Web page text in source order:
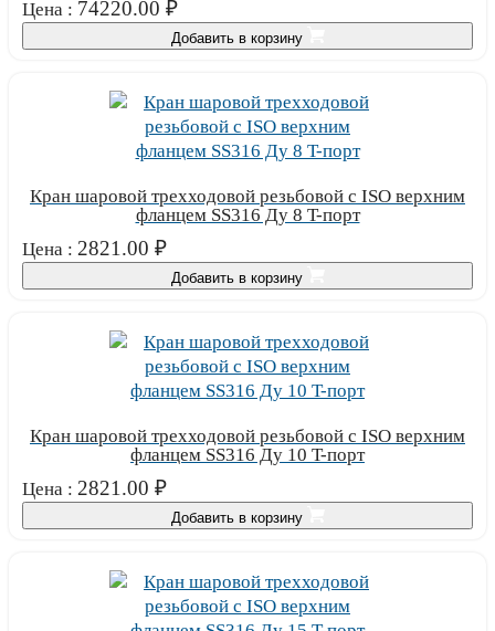
Цена : 74220.00 ₽
Добавить в корзину
Кран шаровой трехходовой резьбовой с ISO верхним
фланцем SS316 Ду 8 T-порт
Цена : 2821.00 ₽
Добавить в корзину
Кран шаровой трехходовой резьбовой с ISO верхним
фланцем SS316 Ду 10 T-порт
Цена : 2821.00 ₽
Добавить в корзину